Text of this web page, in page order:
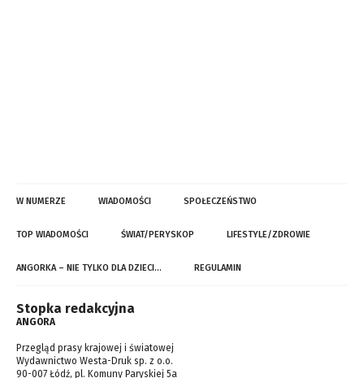
W NUMERZE WIADOMOŚCI SPOŁECZEŃSTWO
TOP WIADOMOŚCI ŚWIAT/PERYSKOP LIFESTYLE/ZDROWIE
ANGORKA – NIE TYLKO DLA DZIECI… REGULAMIN
Stopka redakcyjna
ANGORA
Przegląd prasy krajowej i światowej
Wydawnictwo Westa-Druk sp. z o.o.
90-007 Łódź, pl. Komuny Paryskiej 5a